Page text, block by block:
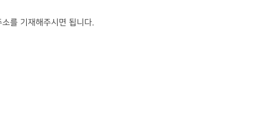
를 기재해주시면 됩니다.